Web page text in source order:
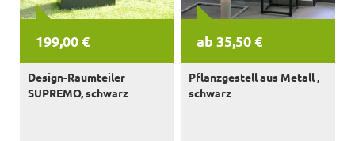
199,00 €
Design-Raumteiler
SUPREMO, schwarz
ab 35,50 €
Pflanzgestell aus Metall ,
schwarz